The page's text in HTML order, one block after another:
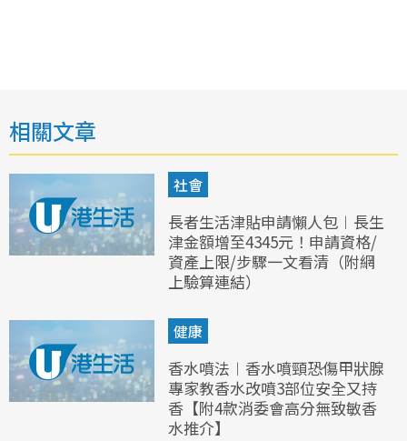
相關文章
社會
長者生活津貼申請懶人包︱長生
津金額增至4345元！申請資格/
資產上限/步驟一文看清（附網
上驗算連結）
健康
香水噴法︱香水噴頸恐傷甲狀腺
專家教香水改噴3部位安全又持
香【附4款消委會高分無致敏香
水推介】